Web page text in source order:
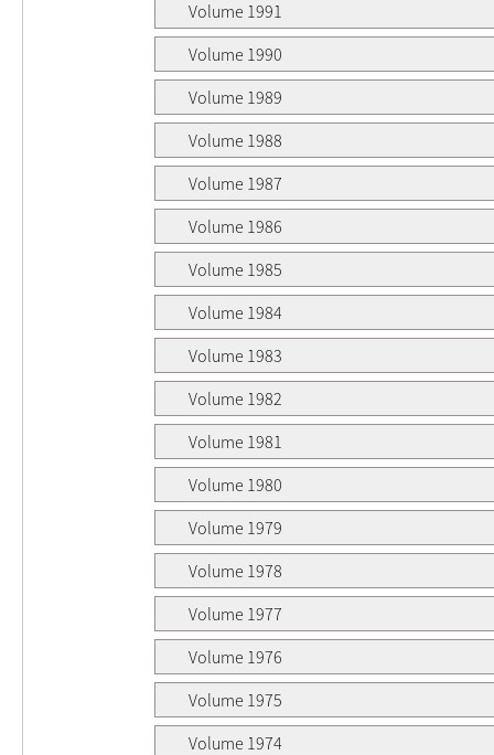
Volume 1991
Volume 1990
Volume 1989
Volume 1988
Volume 1987
Volume 1986
Volume 1985
Volume 1984
Volume 1983
Volume 1982
Volume 1981
Volume 1980
Volume 1979
Volume 1978
Volume 1977
Volume 1976
Volume 1975
Volume 1974